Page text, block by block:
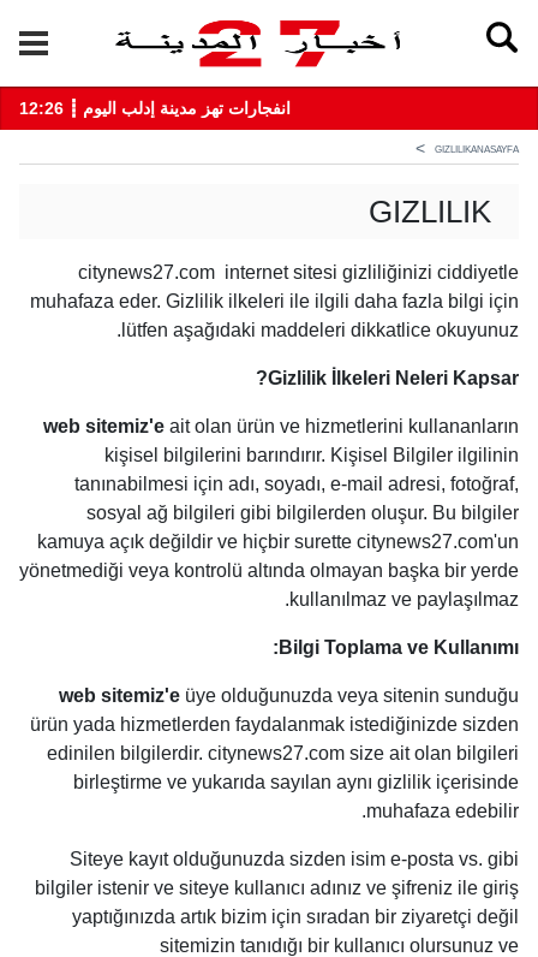
12:26 ┋ انفجارات تهز مدينة إدلب اليوم
ANASAYFA
GIZLILIK
citynews27.com internet sitesi gizliliğinizi ciddiyetle
muhafaza eder. Gizlilik ilkeleri ile ilgili daha fazla bilgi için
lütfen aşağıdaki maddeleri dikkatlice okuyunuz.
Gizlilik İlkeleri Neleri Kapsar?
web sitemiz'e ait olan ürün ve hizmetlerini kullananların
kişisel bilgilerini barındırır. Kişisel Bilgiler ilgilinin
tanınabilmesi için adı, soyadı, e-mail adresi, fotoğraf,
sosyal ağ bilgileri gibi bilgilerden oluşur. Bu bilgiler
kamuya açık değildir ve hiçbir surette citynews27.com'un
yönetmediği veya kontrolü altında olmayan başka bir yerde
kullanılmaz ve paylaşılmaz.
Bilgi Toplama ve Kullanımı:
web sitemiz'e üye olduğunuzda veya sitenin sunduğu
ürün yada hizmetlerden faydalanmak istediğinizde sizden
edinilen bilgilerdir. citynews27.com size ait olan bilgileri
birleştirme ve yukarıda sayılan aynı gizlilik içerisinde
muhafaza edebilir.
Siteye kayıt olduğunuzda sizden isim e-posta vs. gibi
bilgiler istenir ve siteye kullanıcı adınız ve şifreniz ile giriş
yaptığınızda artık bizim için sıradan bir ziyaretçi değil
sitemizin tanıdığı bir kullanıcı olursunuz ve